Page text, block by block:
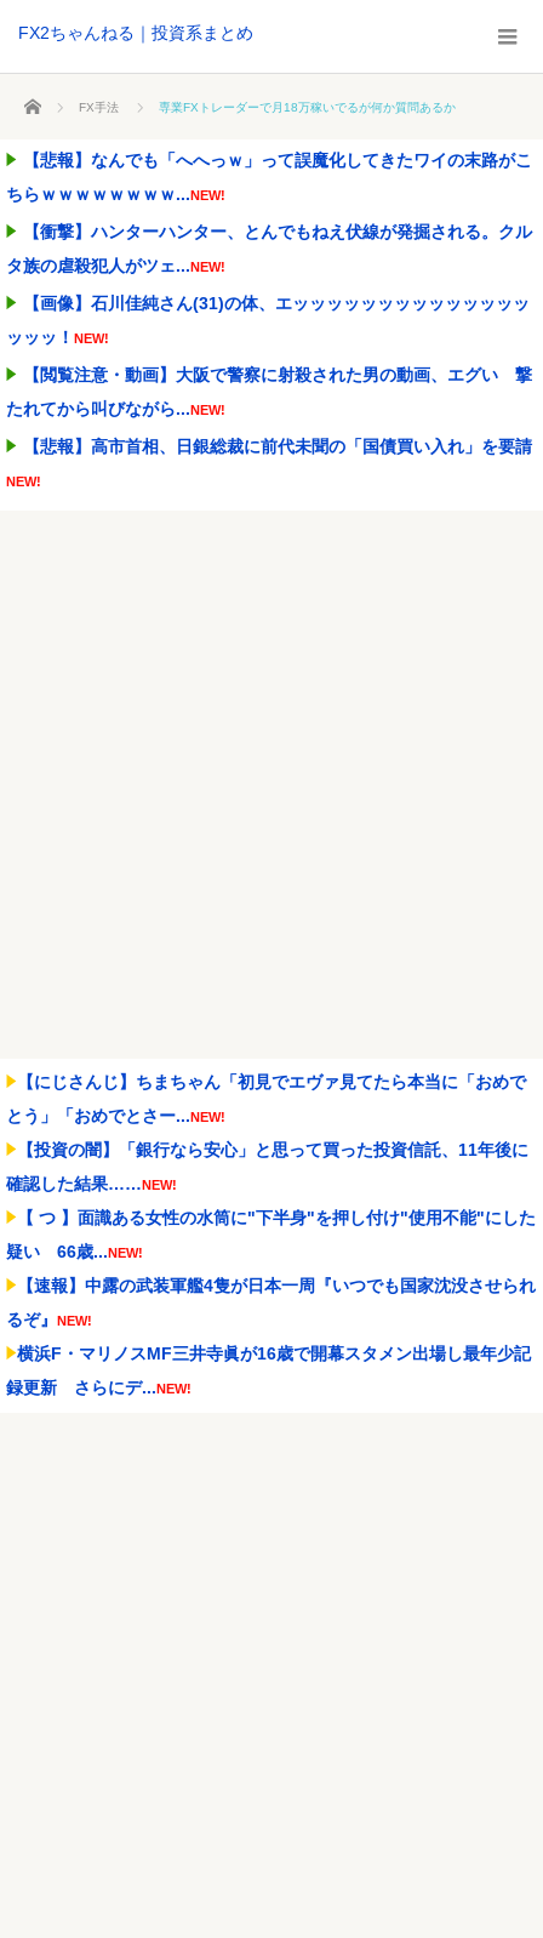
FX2ちゃんねる｜投資系まとめ
ホーム FX手法 専業FXトレーダーで月18万稼いでるが何か質問あるか
【悲報】なんでも「へへっｗ」って誤魔化してきたワイの末路がこ
ちらｗｗｗｗｗｗｗｗ...NEW!
【衝撃】ハンターハンター、とんでもねえ伏線が発掘される。クル
タ族の虐殺犯人がツェ...NEW!
【画像】石川佳純さん(31)の体、エッッッッッッッッッッッッッッ
ッッッ！ NEW!
【閲覧注意・動画】大阪で警察に射殺された男の動画、エグい 撃
たれてから叫びながら...NEW!
【悲報】高市首相、日銀総裁に前代未聞の「国債買い入れ」を要請
NEW!
【にじさんじ】ちまちゃん「初見でエヴァ見てたら本当に「おめで
とう」「おめでとさー...NEW!
【投資の闇】「銀行なら安心」と思って買った投資信託、11年後に
確認した結果……NEW!
【 つ 】面識ある女性の水筒に"下半身"を押し付け"使用不能"にした
疑い 66歳...NEW!
【速報】中露の武装軍艦4隻が日本一周『いつでも国家沈没させられ
るぞ』
NEW!
横浜F・マリノスMF三井寺眞が16歳で開幕スタメン出場し最年少記
録更新 さらにデ...NEW!